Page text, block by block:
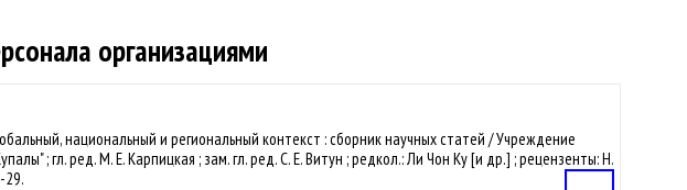
организациями
национальный и региональный контекст : сборник научных статей / Учреждение
; гл. ред. М. Е. Карпицкая ; зам. гл. ред. С. Е. Витун ; редкол.: Ли Чон Ку [и др.] ; рецензенты: Н.
29.